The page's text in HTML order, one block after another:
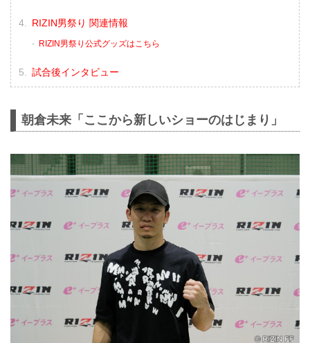
RIZIN男祭り 関連情報
RIZIN男祭り公式グッズはこちら
試合後インタビュー
朝倉未来「ここから新しいショーのはじまり」